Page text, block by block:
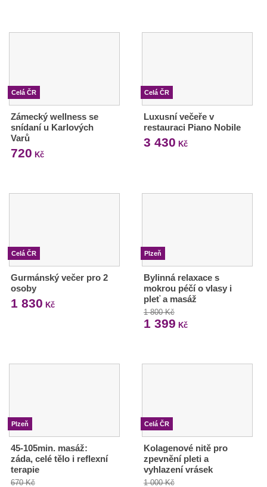
Celá ČR
Zámecký wellness se
snídaní u Karlových
Varů
720 Kč
Celá ČR
Luxusní večeře v
restauraci Piano Nobile
3 430 Kč
Celá ČR
Gurmánský večer pro 2
osoby
1 830 Kč
Plzeň
Bylinná relaxace s
mokrou péčí o vlasy i
pleť a masáž
1 800 Kč
1 399 Kč
Plzeň
45-105min. masáž:
záda, celé tělo i reflexní
terapie
670 Kč
Celá ČR
Kolagenové nitě pro
zpevnění pleti a
vyhlazení vrásek
1 000 Kč